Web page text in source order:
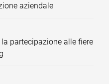
aziendale
partecipazione alle fiere